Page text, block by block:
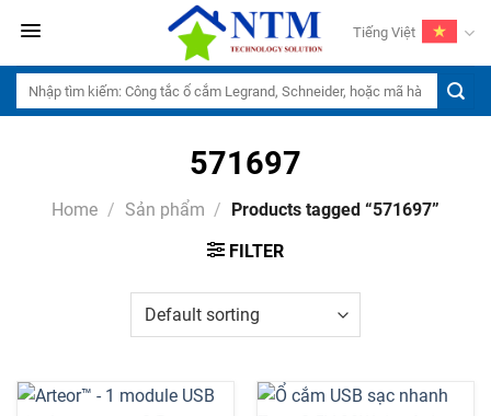
content
Tiếng Việt
Search
for:
571697
Home / Sản phẩm /
Products tagged “571697”
FILTER